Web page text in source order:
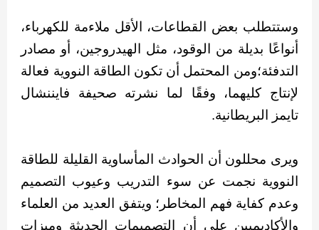
وستتطلب بعض القطاعات، الأقل ملاءمة للكهرباء،
أنواعًا بديلة من الوقود، مثل الهيدروجين، أو مصادر
التدفئة؛ومن المحتمل أن تكون الطاقة النووية فعالة
لإنتاج كليهما، وفقًا لما نشرته صحيفة فايننشال
تايمز البريطانية.
ويرى محللون أن الحوادث المأساوية القليلة للطاقة
النووية نجمت عن سوء التدريب وعيوب التصميم
وعدم كفاية فهم المخاطر؛ ويتفق العديد من العلماء
والأكاديميين على أن التصميمات الحديثة وميزات